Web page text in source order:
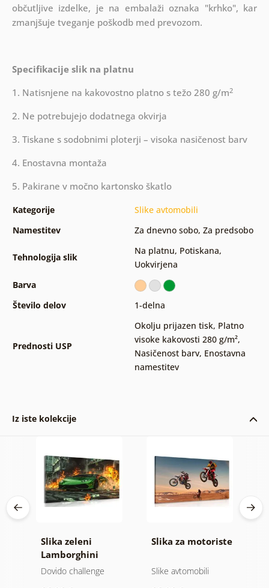
občutljive izdelke, je na embalaži oznaka "krhko", kar
zmanjšuje tveganje poškodb med prevozom.
Specifikacije slik na platnu
1. Natisnjene na kakovostno platno s težo 280 g/m2
2. Ne potrebujejo dodatnega okvirja
3. Tiskane s sodobnimi ploterji – visoka nasičenost barv
4. Enostavna montaža
5. Pakirane v močno kartonsko škatlo
Kategorije
Slike avtomobili
Namestitev
Za dnevno sobo, Za predsobo
Tehnologija slik
Na platnu, Potiskana,
Uokvirjena
Barva
Število delov
1-delna
Prednosti USP
Okolju prijazen tisk, Platno
visoke kakovosti 280 g/m²,
Nasičenost barv, Enostavna
namestitev
Iz iste kolekcije
Slika zeleni
Lamborghini
Huracán
Dovido challenge
Slika za motoriste
Slike avtomobili